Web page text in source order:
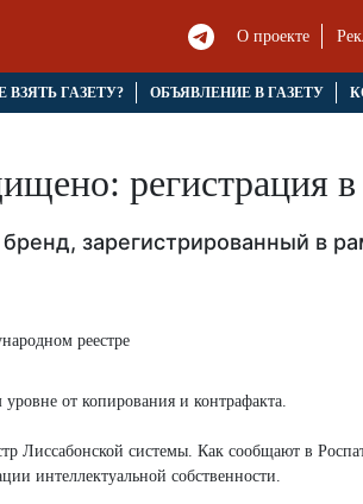
О проекте
ВЗЯТЬ ГАЗЕТУ? ОБЪЯВЛЕНИЕ В ГАЗЕТУ
регистрация
зарегистрированный в
от копирования и контрафакта.
Лиссабонской системы. Как сообщают в
интеллектуальной собственности.